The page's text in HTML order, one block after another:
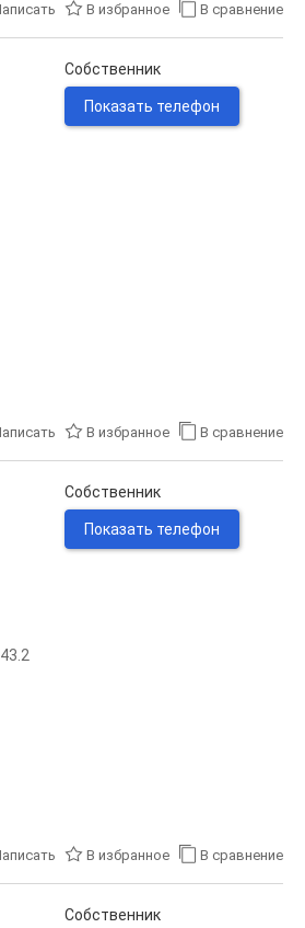
В избранное В сравнение
Собственник
Показать телефон
В избранное В сравнение
Собственник
Показать телефон
В избранное В сравнение
Собственник